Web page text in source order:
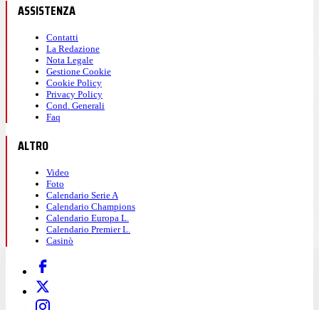
ASSISTENZA
Contatti
La Redazione
Nota Legale
Gestione Cookie
Cookie Policy
Privacy Policy
Cond. Generali
Faq
ALTRO
Video
Foto
Calendario Serie A
Calendario Champions
Calendario Europa L.
Calendario Premier L.
Casinò